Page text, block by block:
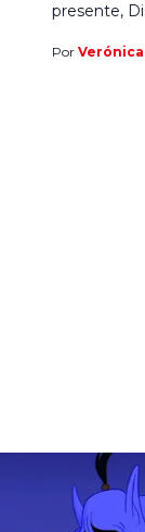
presente,
(Érase una
Por